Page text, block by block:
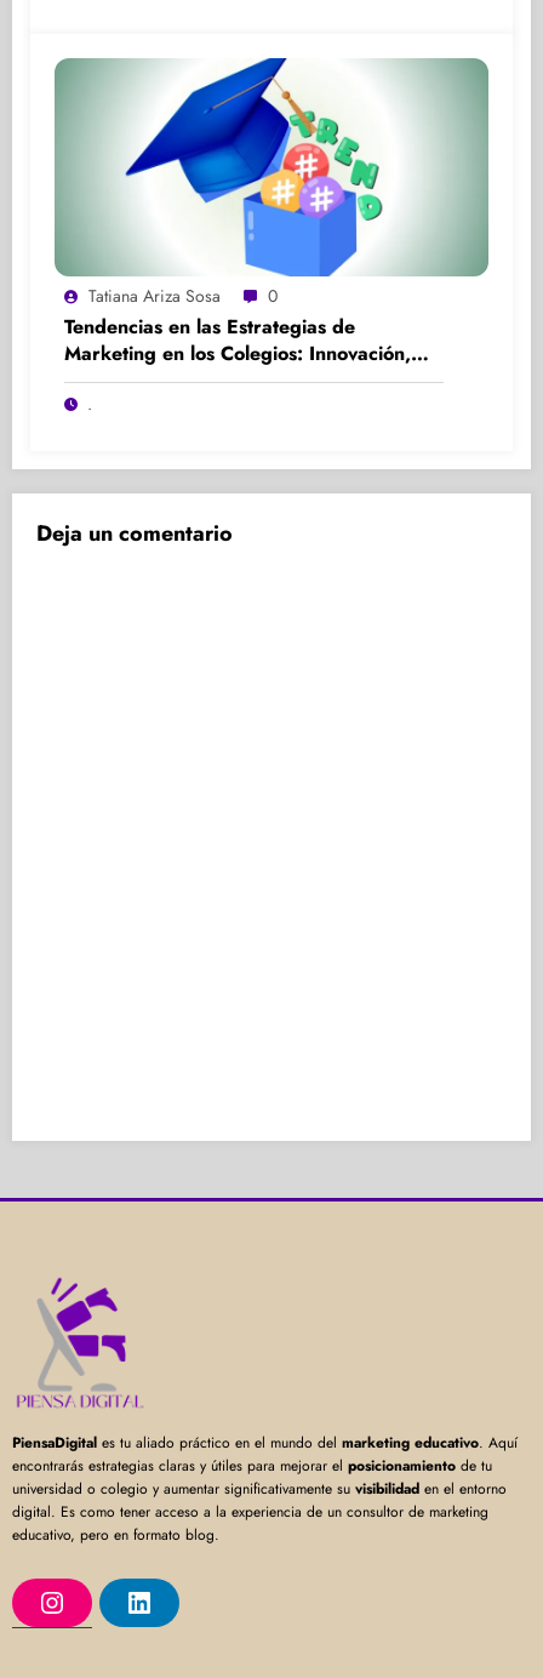
Tatiana Ariza Sosa 0
Tendencias en las Estrategias de
Marketing en los Colegios: Innovación,
Participación y Experiencia
.
Deja un comentario
PiensaDigital es tu aliado práctico en el mundo del marketing educativo. Aquí
encontrarás estrategias claras y útiles para mejorar el posicionamiento de tu
universidad o colegio y aumentar significativamente su visibilidad en el entorno
digital. Es como tener acceso a la experiencia de un consultor de marketing
educativo, pero en formato blog.
I
n
L
i